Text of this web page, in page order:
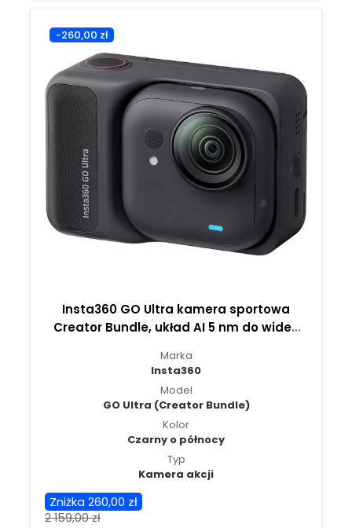
-260,00 zł
Insta360 GO Ultra kamera sportowa
Creator Bundle, układ AI 5 nm do wideo
Marka
Insta360
Model
GO Ultra (Creator Bundle)
Kolor
Czarny o północy
Typ
Kamera akcji
Zniżka 260,00 zł
2 159,00 zł